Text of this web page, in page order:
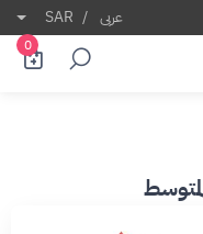
عربى /
SAR
0